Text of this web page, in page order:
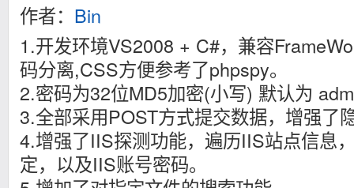
作者： Bin
1.开发环境VS2008 + C#，兼容
码分离,CSS方便参考了phpspy。
2.密码为32位MD5加密(小写) 默认为
3.全部采用POST方式提交数据，增强了
4.增强了IIS探测功能，遍历IIS站点信息
定，以及IIS账号密码。